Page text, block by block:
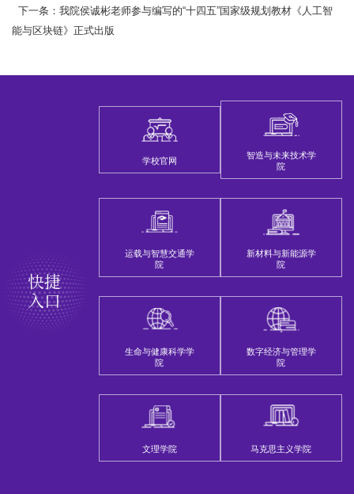
下一条：我院侯诚彬老师参与编写的“十四五”国家级规划教材《人工智
能与区块链》正式出版
快捷
入口
学校官网
智造与未来技术学
院
运载与智慧交通学
院
新材料与新能源学
院
生命与健康科学学
院
数字经济与管理学
院
文理学院 马克思主义学院